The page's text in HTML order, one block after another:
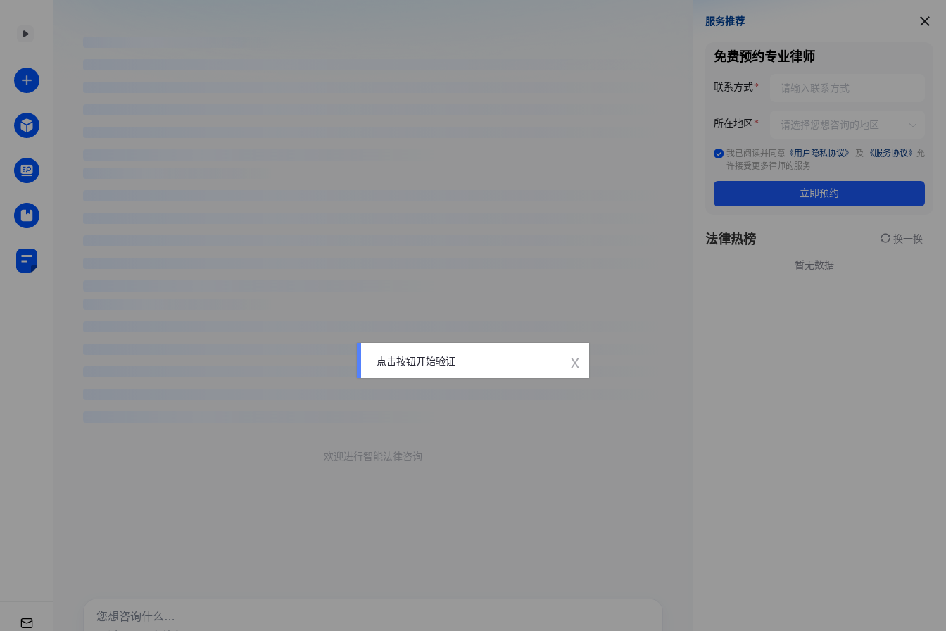
欢迎进行智能法律咨询
服务推荐
服务推荐
免费预约专业律师
联系方式
所在地区
我已阅读并同意 《用户隐私协议》 及 《服务协议》 允
许接受更多律师的服务
立即预约
法律热榜 换一换
暂无数据
点击按钮开始验证 x